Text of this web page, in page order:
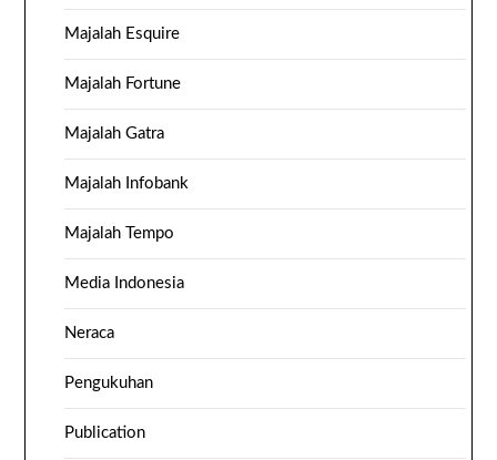
Majalah Esquire
Majalah Fortune
Majalah Gatra
Majalah Infobank
Majalah Tempo
Media Indonesia
Neraca
Pengukuhan
Publication